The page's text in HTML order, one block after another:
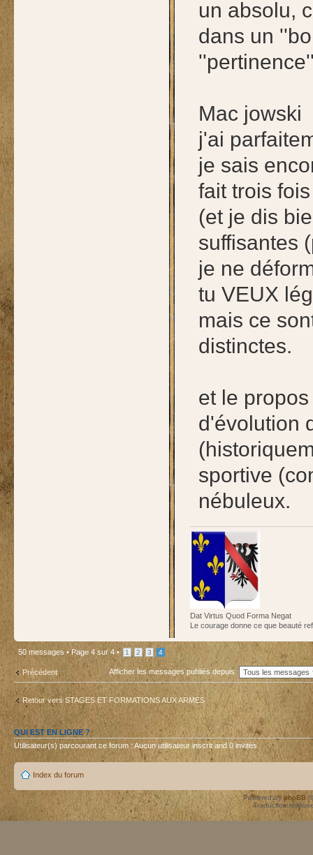
un absolu,
dans un
Mac jowski
j'ai
je sais
fait trois
(et je dis
suffisantes
je ne
tu VEUX
mais ce
distinctes.
et le
d'évolution
sportive
nébuleux.
Dat Virtus Quod Forma Negat
Le courage donne ce que beauté
50 messages • Page4 sur 4 • 1 2 3 4
Précédent Afficher les messages publiés depuis:
Retour vers STAGES ET FORMATIONS AUX ARMES
QUI EST EN LIGNE ?
Utilisateur(s) parcourant ce forum : Aucun utilisateur inscrit and 0 invités
Index du forum
Powered by phpBB©
Traduction